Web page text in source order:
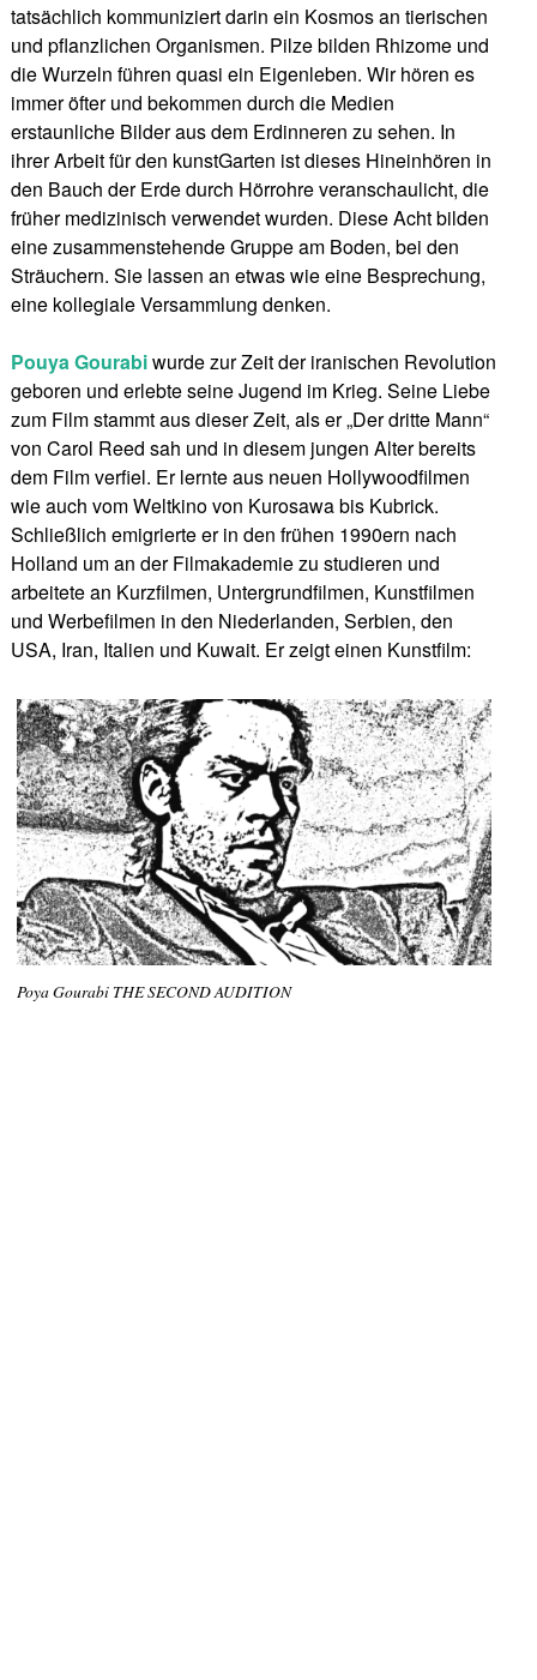
tatsächlich kommuniziert darin ein Kosmos an tierischen
und pflanzlichen Organismen. Pilze bilden Rhizome und
die Wurzeln führen quasi ein Eigenleben. Wir hören es
immer öfter und bekommen durch die Medien
erstaunliche Bilder aus dem Erdinneren zu sehen. In
ihrer Arbeit für den kunstGarten ist dieses Hineinhören in
den Bauch der Erde durch Hörrohre veranschaulicht, die
früher medizinisch verwendet wurden. Diese Acht bilden
eine zusammenstehende Gruppe am Boden, bei den
Sträuchern. Sie lassen an etwas wie eine Besprechung,
eine kollegiale Versammlung denken.
Pouya Gourabiwurde zur Zeit der iranischen Revolution
geboren und erlebte seine Jugend im Krieg. Seine Liebe
zum Film stammt aus dieser Zeit, als er „Der dritte Mann“
von Carol Reed sah und in diesem jungen Alter bereits
dem Film verfiel. Er lernte aus neuen Hollywoodfilmen
wie auch vom Weltkino von Kurosawa bis Kubrick.
Schließlich emigrierte er in den frühen 1990ern nach
Holland um an der Filmakademie zu studieren und
arbeitete an Kurzfilmen, Untergrundfilmen, Kunstfilmen
und Werbefilmen in den Niederlanden, Serbien, den
USA, Iran, Italien und Kuwait. Er zeigt einen Kunstfilm:
Poya Gourabi THE SECOND AUDITION